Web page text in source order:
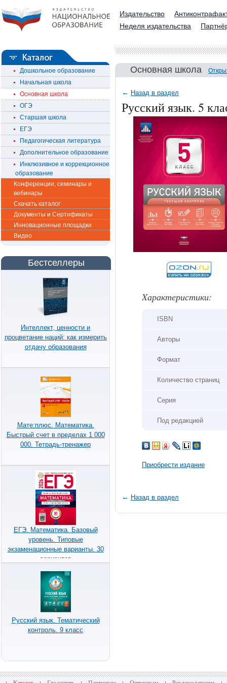
Издательство
Неделя издательства
Дошкольное образование
Начальная школа
Основная школа
ОГЭ
Старшая школа
ЕГЭ
Педагогическая литература
Дополнительное образование
Инклюзивное и коррекционное
образование
Конференции, семинары и
вебинары
Скачать каталог
Документы и Сертификаты
Инновационные площадки
Видео
Бестселлеры
Интеллект, ценности и
процветание наций: как измерить
отдачу образования
Мате:плюс. Математика.
Быстрый счет в пределах 1 000
000. Тетрадь-тренажер
ЕГЭ. Математика. Базовый
уровень. Типовые
экзаменационные варианты. 30
вариантов
Русский язык. Тематический
контроль. 9 класс
Основная школа
← Назад в раздел
Русский язык. 5
Xарактеристики:
ISBN
Авторы
Формат
Количество страниц
Серия
Под редакцией
Приобрести издание
← Назад в раздел